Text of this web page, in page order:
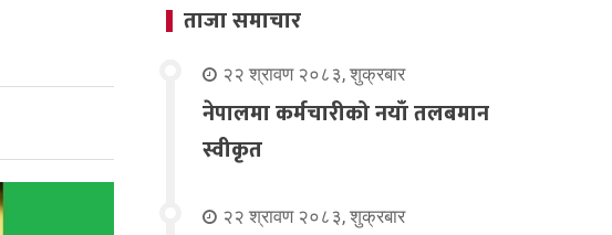
ताजा समाचार
२२ श्रावण २०८३, शुक्रबार
नेपालमा कर्मचारीको नयाँ तलबमान
स्वीकृत
२२ श्रावण २०८३, शुक्रबार